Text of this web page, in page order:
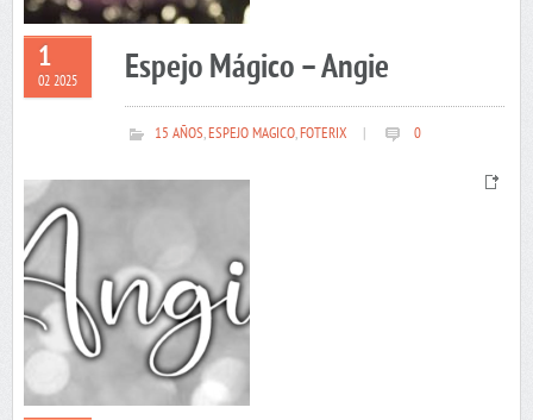
1
02 2025 Espejo Mágico – Angie
15 AÑOS,ESPEJO MAGICO,FOTERIX 0